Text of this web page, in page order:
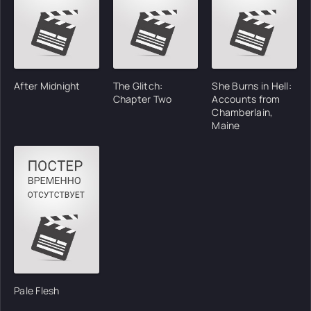
After Midnight
The Glitch:
Chapter Two
She Burns in Hell:
Accounts from
Chamberlain,
Maine
Pale Flesh